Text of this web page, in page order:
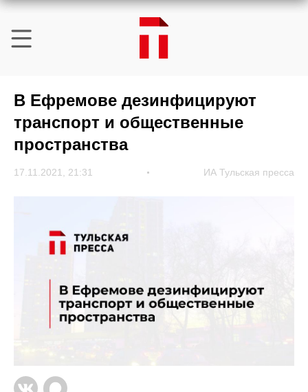
В Ефремове дезинфицируют
транспорт и общественные
пространства
17.11.2021, 21:31 ИА Тульская пресса